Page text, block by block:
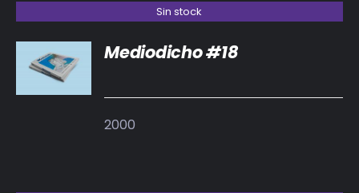
Sin stock
DETALLES
Mediodicho #18
2000